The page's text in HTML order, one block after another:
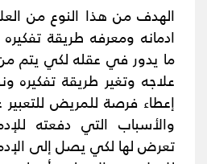
الهدف من هذا النوع من
ادمانه ومعرفه طريقة
ما يدور في عقله لكي يتم
علاجه وتغير طريقة تفكيره
إعطاء فرصة للمريض
والأسباب التي دفعته
تعرض لها لكي يصل إلى